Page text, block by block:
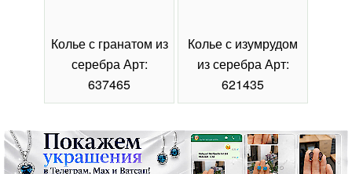
Колье с гранатом из
серебра Арт:
637465
Колье с изумрудом
из серебра Арт:
621435